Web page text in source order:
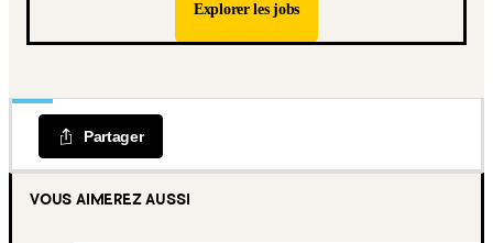
Explorer les jobs
Partager
VOUS AIMEREZ AUSSI